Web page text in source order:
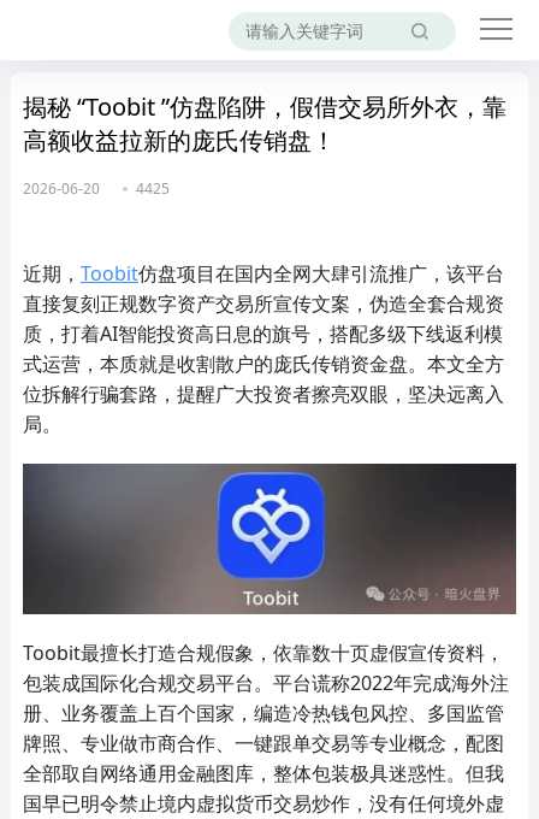
揭秘 “Toobit ”仿盘陷阱，假借交易所外衣，靠
高额收益拉新的庞氏传销盘！
2026-06-20 4425
近期， Toobit仿盘项目在国内全网大肆引流推广，该平台
直接复刻正规数字资产交易所宣传文案，伪造全套合规资
质，打着AI智能投资高日息的旗号，搭配多级下线返利模
式运营，本质就是收割散户的庞氏传销资金盘。本文全方
位拆解行骗套路，提醒广大投资者擦亮双眼，坚决远离入
局。
Toobit最擅长打造合规假象，依靠数十页虚假宣传资料，
包装成国际化合规交易平台。平台谎称2022年完成海外注
册、业务覆盖上百个国家，编造冷热钱包风控、多国监管
牌照、专业做市商合作、一键跟单交易等专业概念，配图
全部取自网络通用金融图库，整体包装极具迷惑性。但我
国早已明令禁止境内虚拟货币交易炒作，没有任何境外虚